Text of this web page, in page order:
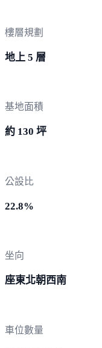
樓層規劃
地上 5 層
基地面積
約 130 坪
公設比
22.8%
坐向
座東北朝西南
車位數量